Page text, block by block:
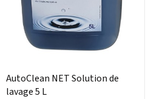
AutoClean NET Solution de
lavage 5 L